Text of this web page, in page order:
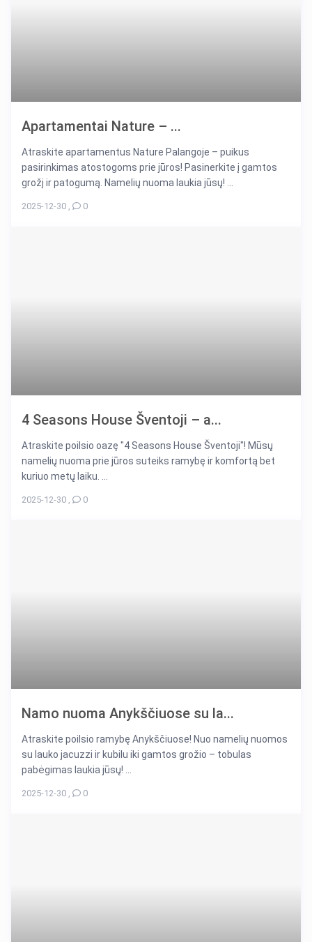
Apartamentai Nature – ...
Atraskite apartamentus Nature Palangoje – puikus
pasirinkimas atostogoms prie jūros! Pasinerkite į gamtos
grožį ir patogumą. Namelių nuoma laukia jūsų! ...
2025-12-30 , 0
4 Seasons House Šventoji – a...
Atraskite poilsio oazę "4 Seasons House Šventoji"! Mūsų
namelių nuoma prie jūros suteiks ramybę ir komfortą bet
kuriuo metų laiku. ...
2025-12-30 , 0
Namo nuoma Anykščiuose su la...
Atraskite poilsio ramybę Anykščiuose! Nuo namelių nuomos
su lauko jacuzzi ir kubilu iki gamtos grožio – tobulas
pabėgimas laukia jūsų! ...
2025-12-30 , 0